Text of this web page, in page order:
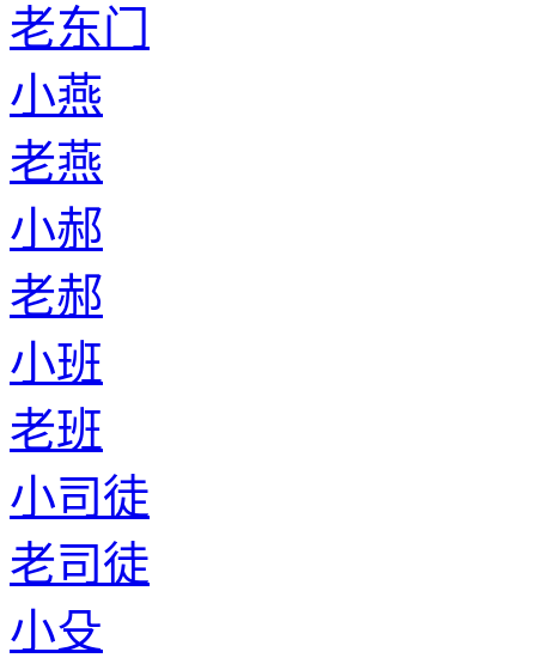
老东门
小燕
老燕
小郝
老郝
小班
老班
小司徒
老司徒
小殳